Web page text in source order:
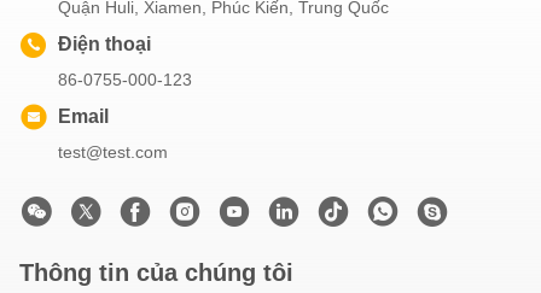
Quận Huli, Xiamen, Phúc Kiến, Trung Quốc
Điện thoại
86-0755-000-123
Email
test@test.com
Thông tin của chúng tôi